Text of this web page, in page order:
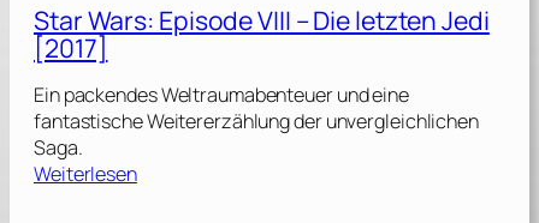
r
r
s
E
Star Wars: Episode VIII – Die letzten Jedi
[2017]
Ein packendes Weltraumabenteuer und eine
fantastische Weitererzählung der unvergleichlichen
Saga.
Weiterlesen: